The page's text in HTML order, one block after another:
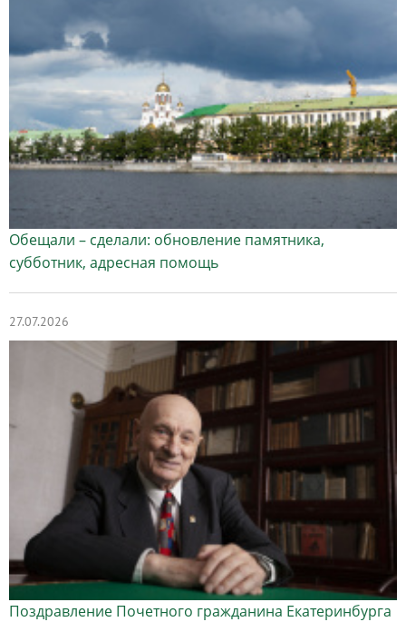
Обещали – сделали: обновление памятника,
субботник, адресная помощь
27.07.2026
Поздравление Почетного гражданина Екатеринбурга